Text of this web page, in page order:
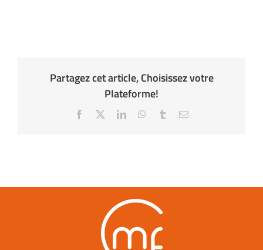
Partagez cet article, Choisissez votre
Plateforme!
Facebook LinkedInWhatsApp
TumblrEmail